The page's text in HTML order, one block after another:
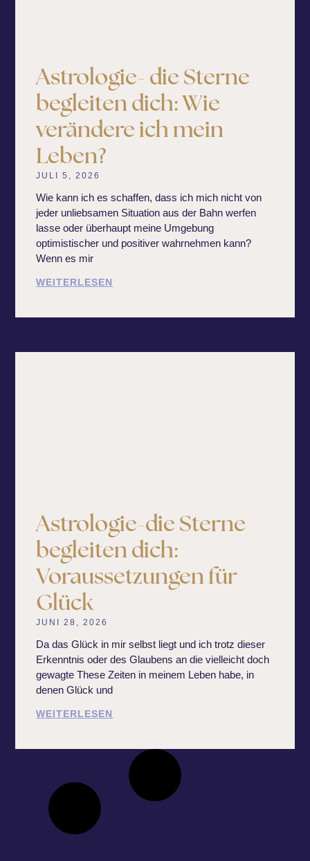
Astrologie- die Sterne
begleiten dich: Wie
verändere ich mein
Leben?
JULI 5, 2026
Wie kann ich es schaffen, dass ich mich nicht von
jeder unliebsamen Situation aus der Bahn werfen
lasse oder überhaupt meine Umgebung
optimistischer und positiver wahrnehmen kann?
Wenn es mir
WEITERLESEN
Astrologie-die Sterne
begleiten dich:
Voraussetzungen für
Glück
JUNI 28, 2026
Da das Glück in mir selbst liegt und ich trotz dieser
Erkenntnis oder des Glaubens an die vielleicht doch
gewagte These Zeiten in meinem Leben habe, in
denen Glück und
WEITERLESEN